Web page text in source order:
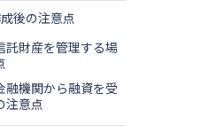
後の注意点
託財産を管理する場
融機関から融資を受
注意点